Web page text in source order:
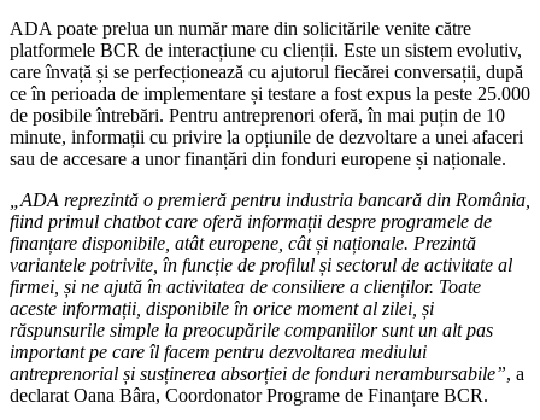
ADA poate prelua un număr mare din solicitările venite către
platformele BCR de interacțiune cu clienții. Este un sistem evolutiv,
care învață și se perfecționează cu ajutorul fiecărei conversații, după
ce în perioada de implementare și testare a fost expus la peste 25.000
de posibile întrebări. Pentru antreprenori oferă, în mai puțin de 10
minute, informații cu privire la opțiunile de dezvoltare a unei afaceri
sau de accesare a unor finanțări din fonduri europene și naționale.
„ADA reprezintă o premieră pentru industria bancară din România,
fiind primul chatbot care oferă informații despre programele de
finanțare disponibile, atât europene, cât și naționale. Prezintă
variantele potrivite, în funcție de profilul și sectorul de activitate al
firmei, și ne ajută în activitatea de consiliere a clienților. Toate
aceste informații, disponibile în orice moment al zilei, și
răspunsurile simple la preocupările companiilor sunt un alt pas
important pe care îl facem pentru dezvoltarea mediului
antreprenorial și susținerea absorției de fonduri nerambursabile”, a
declarat Oana Bâra, Coordonator Programe de Finanțare BCR.